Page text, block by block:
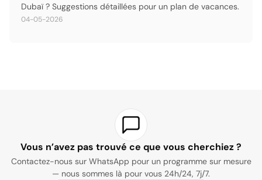
Dubaï ? Suggestions détaillées pour un plan de vacances.
04-05-2026
Vous n’avez pas trouvé ce que vous cherchiez ?
Contactez-nous sur WhatsApp pour un programme sur mesure
— nous sommes là pour vous 24h/24, 7j/7.